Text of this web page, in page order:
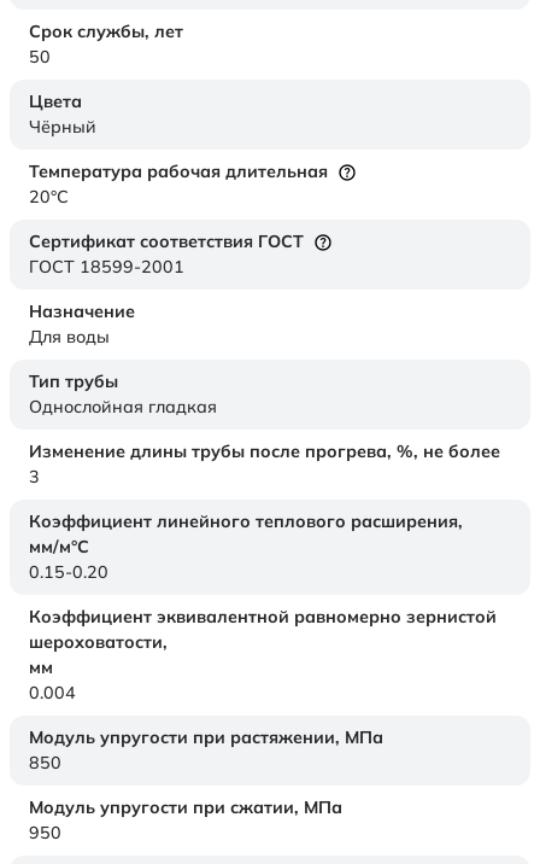
Срок службы, лет
50
Цвета
Чёрный
Температура рабочая длительная
20°C
Сертификат соответствия ГОСТ
ГОСТ 18599-2001
Назначение
Для воды
Тип трубы
Однослойная гладкая
Изменение длины трубы после прогрева, %, не более
3
Коэффициент линейного теплового расширения,
мм/м°С
0.15-0.20
Коэффициент эквивалентной равномерно зернистой
шероховатости,
мм
0.004
Модуль упругости при растяжении, МПа
850
Модуль упругости при сжатии, МПа
950